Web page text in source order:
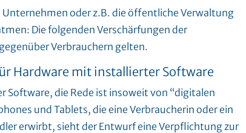
Unternehmen oder z.B. die öffentliche Verwaltung
Die folgenden Verschärfungen der
Verbrauchern gelten.
Hardware mit installierter Software
Software, die Rede ist insoweit von “digitalen
und Tablets, die eine Verbraucherin oder ein
erwirbt, sieht der Entwurf eine Verpflichtung zur